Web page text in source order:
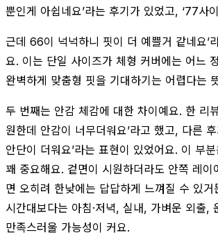
뿐인게 아쉽네요’라는 후기가 있었고, ‘77사
근데 66이 넉넉하니 핏이 더 예쁠거 같네요’
요. 이는 단일 사이즈가 체형 커버에는 어느
완벽하게 맞춤형 핏을 기대하기는 어렵다는
두 번째는 안감 체감에 대한 차이예요. 한 리
원한데 안감이 너무더워요’라고 했고, 다른
안단이 더워요’라는 표현이 있었어요. 이 부
꽤 중요해요. 겉면이 시원하더라도 안쪽 레이
면 오히려 한낮에는 답답하게 느껴질 수 있거
시간대보다는 아침·저녁, 실내, 가벼운 외출,
만족스러울 가능성이 커요.